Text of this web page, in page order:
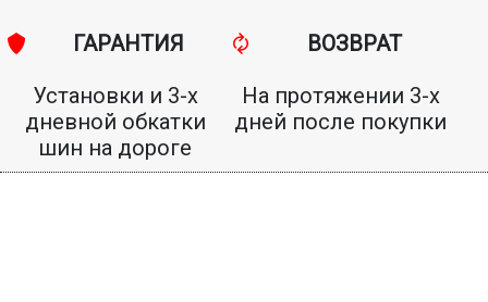
ГАРАНТИЯ
Установки и 3-х
дневной обкатки
шин на дороге
ВОЗВРАТ
На протяжении 3-х
дней после покупки